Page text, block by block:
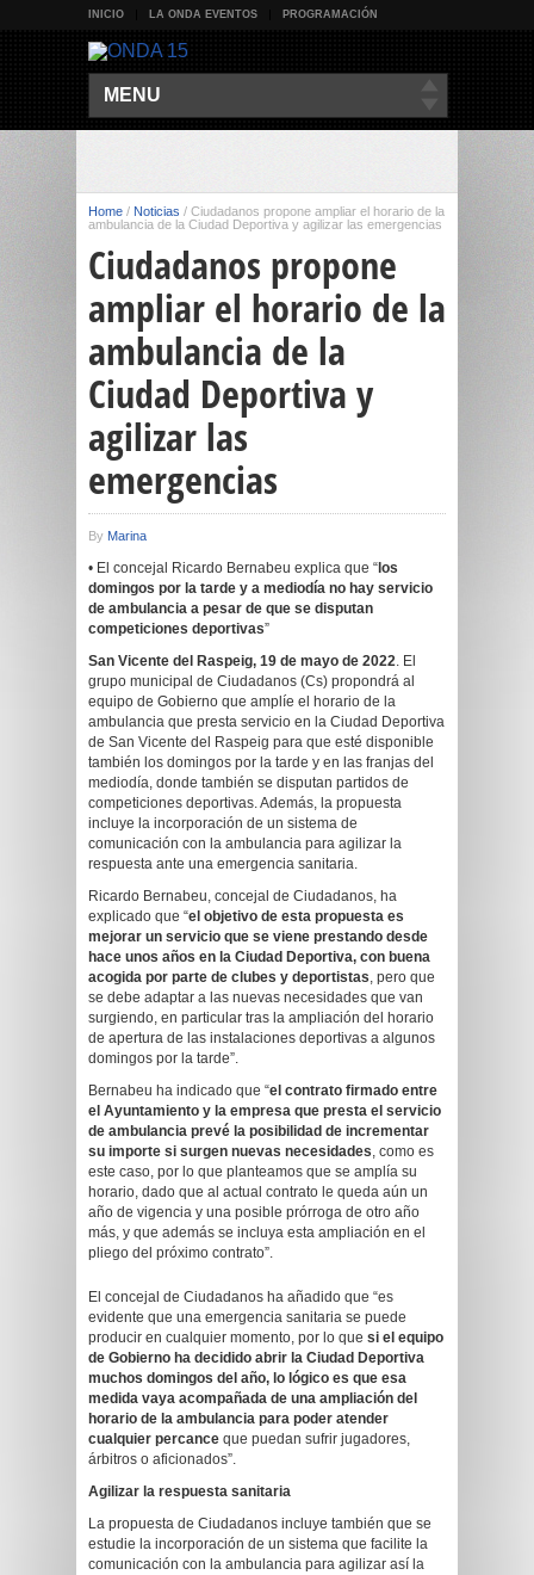
INICIO LA ONDA EVENTOS PROGRAMACIÓN
MENU
Home / Noticias / Ciudadanos propone ampliar el horario de la
ambulancia de la Ciudad Deportiva y agilizar las emergencias
Ciudadanos propone
ampliar el horario de la
ambulancia de la
Ciudad Deportiva y
agilizar las
emergencias
By Marina
• El concejal Ricardo Bernabeu explica que “ los
domingos por la tarde y a mediodía no hay servicio
de ambulancia a pesar de que se disputan
competiciones deportivas”
San Vicente del Raspeig, 19 de mayo de 2022. El
grupo municipal de Ciudadanos (Cs) propondrá al
equipo de Gobierno que amplíe el horario de la
ambulancia que presta servicio en la Ciudad Deportiva
de San Vicente del Raspeig para que esté disponible
también los domingos por la tarde y en las franjas del
mediodía, donde también se disputan partidos de
competiciones deportivas. Además, la propuesta
incluye la incorporación de un sistema de
comunicación con la ambulancia para agilizar la
respuesta ante una emergencia sanitaria.
Ricardo Bernabeu, concejal de Ciudadanos, ha
explicado que “el objetivo de esta propuesta es
mejorar un servicio que se viene prestando desde
hace unos años en la Ciudad Deportiva, con buena
acogida por parte de clubes y deportistas, pero que
se debe adaptar a las nuevas necesidades que van
surgiendo, en particular tras la ampliación del horario
de apertura de las instalaciones deportivas a algunos
domingos por la tarde”.
Bernabeu ha indicado que “el contrato firmado entre
el Ayuntamiento y la empresa que presta el servicio
de ambulancia prevé la posibilidad de incrementar
su importe si surgen nuevas necesidades, como es
este caso, por lo que planteamos que se amplía su
horario, dado que al actual contrato le queda aún un
año de vigencia y una posible prórroga de otro año
más, y que además se incluya esta ampliación en el
pliego del próximo contrato”.
El concejal de Ciudadanos ha añadido que “es
evidente que una emergencia sanitaria se puede
producir en cualquier momento, por lo que si el equipo
de Gobierno ha decidido abrir la Ciudad Deportiva
muchos domingos del año, lo lógico es que esa
medida vaya acompañada de una ampliación del
horario de la ambulancia para poder atender
cualquier percance que puedan sufrir jugadores,
árbitros o aficionados”.
Agilizar la respuesta sanitaria
La propuesta de Ciudadanos incluye también que se
estudie la incorporación de un sistema que facilite la
comunicación con la ambulancia para agilizar así la